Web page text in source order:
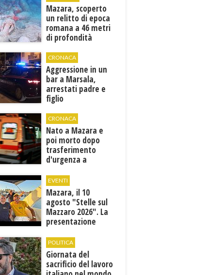
Mazara, scoperto
un relitto di epoca
romana a 46 metri
di profondità
CRONACA
Aggressione in un
bar a Marsala,
arrestati padre e
figlio
CRONACA
Nato a Mazara e
poi morto dopo
trasferimento
d'urgenza a
Procura
EVENTI
Mazara, il 10
agosto "Stelle sul
Mazzaro 2026". La
presentazione
POLITICA
Giornata del
sacrificio del lavoro